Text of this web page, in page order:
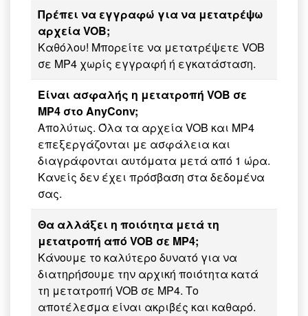
Πρέπει να εγγραφώ για να μετατρέψω
αρχεία VOB;
Καθόλου! Μπορείτε να μετατρέψετε VOB
σε MP4 χωρίς εγγραφή ή εγκατάσταση.
Είναι ασφαλής η μετατροπή VOB σε
MP4 στο AnyConv;
Απολύτως. Όλα τα αρχεία VOB και MP4
επεξεργάζονται με ασφάλεια και
διαγράφονται αυτόματα μετά από 1 ώρα.
Κανείς δεν έχει πρόσβαση στα δεδομένα
σας.
Θα αλλάξει η ποιότητα μετά τη
μετατροπή από VOB σε MP4;
Κάνουμε το καλύτερο δυνατό για να
διατηρήσουμε την αρχική ποιότητα κατά
τη μετατροπή VOB σε MP4. Το
αποτέλεσμα είναι ακριβές και καθαρό.